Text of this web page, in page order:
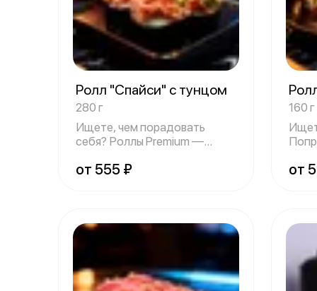
Ролл "Спайси" с тунцом
280 г
Ищете, чем порадовать
себя? Роллы Premium —
от 555 ₽
160 г
от